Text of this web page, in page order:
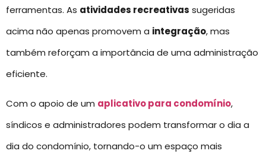
ferramentas. As atividades recreativas sugeridas
acima não apenas promovem a integração, mas
também reforçam a importância de uma administração
eficiente.
Com o apoio de um aplicativo para condomínio,
síndicos e administradores podem transformar o dia a
dia do condomínio, tornando-o um espaço mais